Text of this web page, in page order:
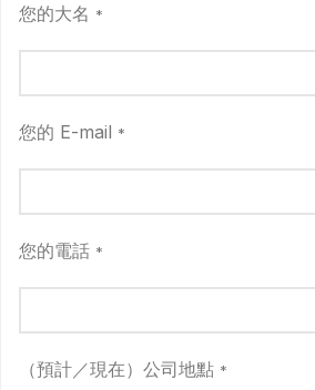
您的大名 *
您的 E-mail *
您的電話 *
（預計／現在）公司地點 *